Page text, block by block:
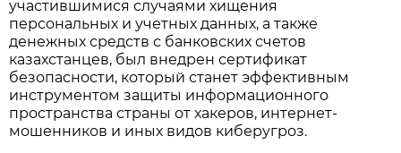
участившимися случаями хищения
персональных и учетных данных, а также
денежных средств с банковских счетов
казахстанцев, был внедрен сертификат
безопасности, который станет эффективным
инструментом защиты информационного
пространства страны от хакеров, интернет-
мошенников и иных видов киберугроз.